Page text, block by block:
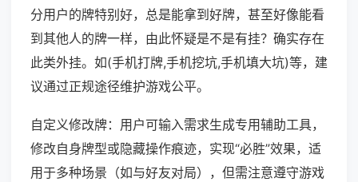
分用户的牌特别好，总是能拿到好牌，甚至好像能看
到其他人的牌一样，由此怀疑是不是有挂？确实存在
此类外挂。如(手机打牌,手机挖坑,手机填大坑)等，建
议通过正规途径维护游戏公平。
自定义修改牌：用户可输入需求生成专用辅助工具，
修改自身牌型或隐藏操作痕迹，实现“必胜”效果，适
用于多种场景（如与好友对局），但需注意遵守游戏